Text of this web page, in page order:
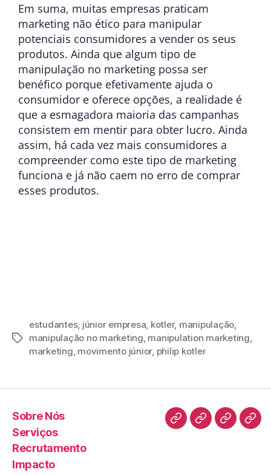
Em suma, muitas empresas praticam
marketing não ético para manipular
potenciais consumidores a vender os seus
produtos. Ainda que algum tipo de
manipulação no marketing possa ser
benéfico porque efetivamente ajuda o
consumidor e oferece opções, a realidade é
que a esmagadora maioria das campanhas
consistem em mentir para obter lucro. Ainda
assim, há cada vez mais consumidores a
compreender como este tipo de marketing
funciona e já não caem no erro de comprar
esses produtos.
estudantes, júnior empresa kotler, manipulação
manipulação no marketing manipulation marketing
marketing movimento júnior, philip kotler
Sobre Nós
Serviços
Recrutamento
Impacto